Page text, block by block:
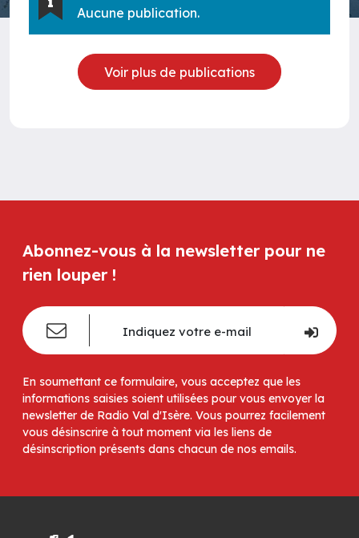
Aucune publication.
Voir plus de publications
Abonnez-vous à la newsletter pour ne
rien louper !
En soumettant ce formulaire, vous acceptez que les
informations saisies soient utilisées pour vous envoyer la
newsletter de Radio Val d'Isère. Vous pourrez facilement
vous désinscrire à tout moment via les liens de
désinscription présents dans chacun de nos emails.